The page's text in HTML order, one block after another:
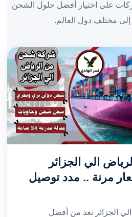
على اختيار أفضل حلول الشحن
مختلف دول العالم.
الي الجزائر
أسعار مرنة .. مدد توصيل
الجزائر تعد من أفضل